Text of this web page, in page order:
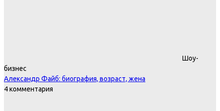
Шоу-
бизнес
Александр Файб: биография, возраст, жена
4 комментария